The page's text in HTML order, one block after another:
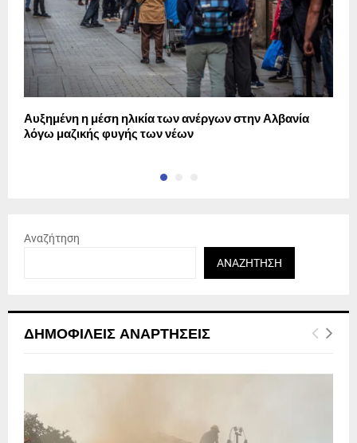
Αυξημένη η μέση ηλικία των ανέργων στην Αλβανία
λόγω μαζικής φυγής των νέων
Αναζήτηση
ΑΝΑΖΉΤΗΣΗ
ΔΗΜΟΦΙΛΕΊΣ ΑΝΑΡΤΉΣΕΙΣ